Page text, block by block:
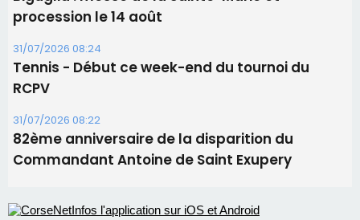
Les plus lus
Satine Nomary est la nouvelle Miss Corse 2026
d'un spectacle qui ne reviendra pas avant 2081
Éclipse du 12 août : Où s'installer en Corse pour
profiter pleinement du spectacle ?
consommation en recul dans les restaurants